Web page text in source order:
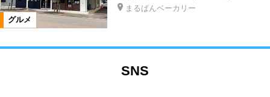
グルメ
まるぱんベーカリー
SNS